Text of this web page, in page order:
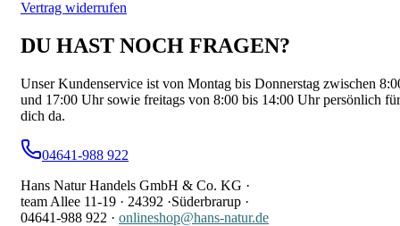
Vertrag widerrufen
DU HAST NOCH FRAGEN?
Unser Kundenservice ist von Montag bis Donnerstag zwischen
und 17:00 Uhr sowie freitags von 8:00 bis 14:00 Uhr persönlich für
dich da.
04641-988 922
Hans Natur Handels GmbH & Co. KG ·
team Allee 11-19 · 24392 ·Süderbrarup ·
04641-988 922 · onlineshop@hans-natur.de